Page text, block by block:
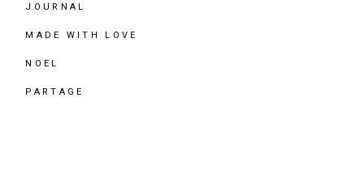
JOURNAL
MADE WITH LOVE
NOEL
PARTAGE